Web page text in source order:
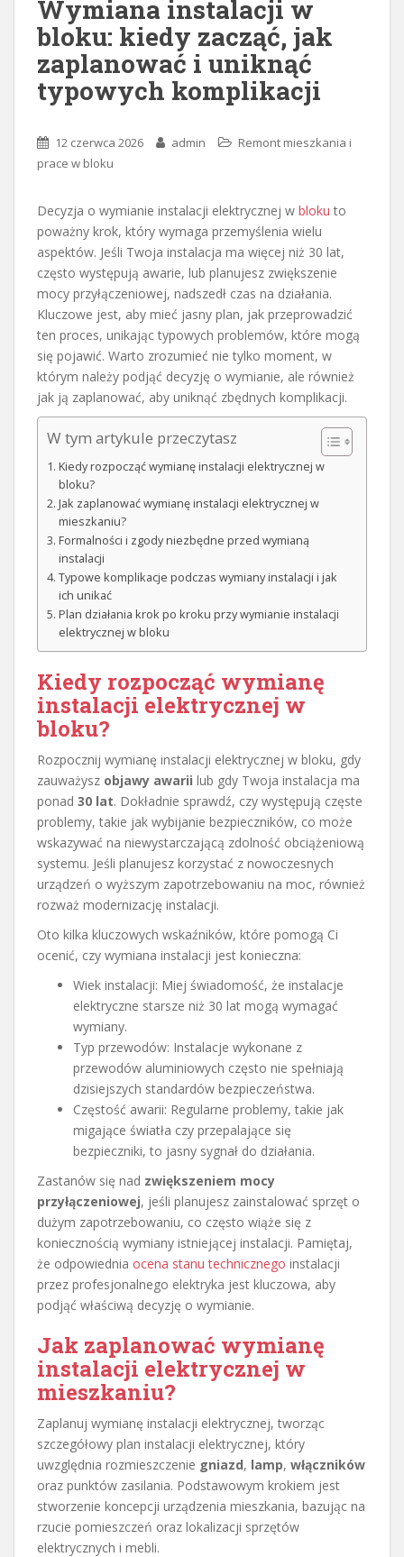
Wymiana instalacji w
bloku: kiedy zacząć, jak
zaplanować i uniknąć
typowych komplikacji
12 czerwca 2026 admin
Remont mieszkania i
prace w bloku
Decyzja o wymianie instalacji elektrycznej w bloku to
poważny krok, który wymaga przemyślenia wielu
aspektów. Jeśli Twoja instalacja ma więcej niż 30 lat,
często występują awarie, lub planujesz zwiększenie
mocy przyłączeniowej, nadszedł czas na działania.
Kluczowe jest, aby mieć jasny plan, jak przeprowadzić
ten proces, unikając typowych problemów, które mogą
się pojawić. Warto zrozumieć nie tylko moment, w
którym należy podjąć decyzję o wymianie, ale również
jak ją zaplanować, aby uniknąć zbędnych komplikacji.
W tym artykule przeczytasz
Kiedy rozpocząć wymianę instalacji elektrycznej w
bloku?
Jak zaplanować wymianę instalacji elektrycznej w
mieszkaniu?
Formalności i zgody niezbędne przed wymianą
instalacji
Typowe komplikacje podczas wymiany instalacji i jak
ich unikać
Plan działania krok po kroku przy wymianie instalacji
elektrycznej w bloku
Kiedy rozpocząć wymianę
instalacji elektrycznej w
bloku?
Rozpocznij wymianę instalacji elektrycznej w bloku, gdy
zauważysz objawy awarii lub gdy Twoja instalacja ma
ponad 30 lat. Dokładnie sprawdź, czy występują częste
problemy, takie jak wybijanie bezpieczników, co może
wskazywać na niewystarczającą zdolność obciążeniową
systemu. Jeśli planujesz korzystać z nowoczesnych
urządzeń o wyższym zapotrzebowaniu na moc, również
rozważ modernizację instalacji.
Oto kilka kluczowych wskaźników, które pomogą Ci
ocenić, czy wymiana instalacji jest konieczna:
Wiek instalacji: Miej świadomość, że instalacje
elektryczne starsze niż 30 lat mogą wymagać
wymiany.
Typ przewodów: Instalacje wykonane z
przewodów aluminiowych często nie spełniają
dzisiejszych standardów bezpieczeństwa.
Częstość awarii: Regularne problemy, takie jak
migające światła czy przepalające się
bezpieczniki, to jasny sygnał do działania.
Zastanów się nad zwiększeniem mocy
przyłączeniowej, jeśli planujesz zainstalować sprzęt o
dużym zapotrzebowaniu, co często wiąże się z
koniecznością wymiany istniejącej instalacji. Pamiętaj,
że odpowiednia ocena stanu technicznego instalacji
przez profesjonalnego elektryka jest kluczowa, aby
podjąć właściwą decyzję o wymianie.
Jak zaplanować wymianę
instalacji elektrycznej w
mieszkaniu?
Zaplanuj wymianę instalacji elektrycznej, tworząc
szczegółowy plan instalacji elektrycznej, który
uwzględnia rozmieszczenie gniazd, lamp, włączników
oraz punktów zasilania. Podstawowym krokiem jest
stworzenie koncepcji urządzenia mieszkania, bazując na
rzucie pomieszczeń oraz lokalizacji sprzętów
elektrycznych i mebli.